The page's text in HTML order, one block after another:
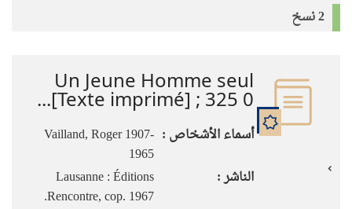
2 نسخ
Un Jeune Homme seul
[Texte imprimé] ; 325 0...
أسماء الأشخاص : Vailland, Roger 1907-
1965
الناشر :
Lausanne : Éditions
Rencontre, cop. 1967.